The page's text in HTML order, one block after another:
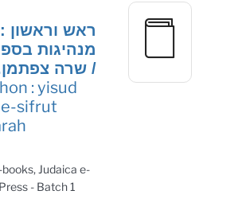
ראש וראשון :
מנהיגות
/ שרה
: yisud
sifrut
Judaica e-
- Batch 1